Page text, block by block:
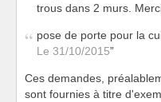
trous dans 2 murs.
pose de porte pour la
Le 31/10/2015
Ces demandes,
sont fournies à titre